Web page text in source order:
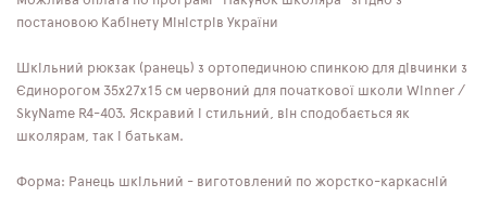
постановою Кабінету Міністрів України
Шкільний рюкзак (ранець) з ортопедичною спинкою для дівчинки з
Єдинорогом 35х27х15 см червоний для початкової школи Winner /
SkyName R4-403. Яскравий і стильний, він сподобається як
школярам, ​​так і батькам.
Форма: Ранець шкільний - виготовлений по жорстко-каркасній